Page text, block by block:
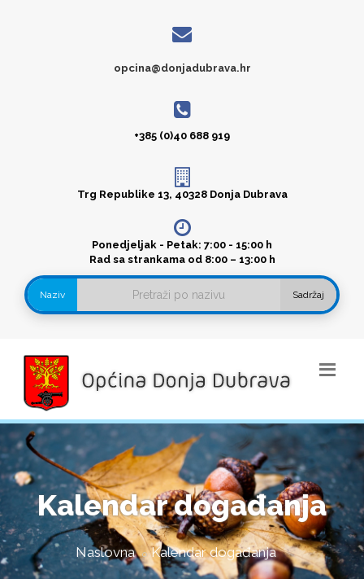
opcina@donjadubrava.hr
+385 (0)40 688 919
Trg Republike 13, 40328 Donja Dubrava
Ponedjeljak - Petak: 7:00 - 15:00 h
Rad sa strankama od 8:00 – 13:00 h
Naziv Sadržaj
Kalendar događanja
Naslovna Kalendar događanja